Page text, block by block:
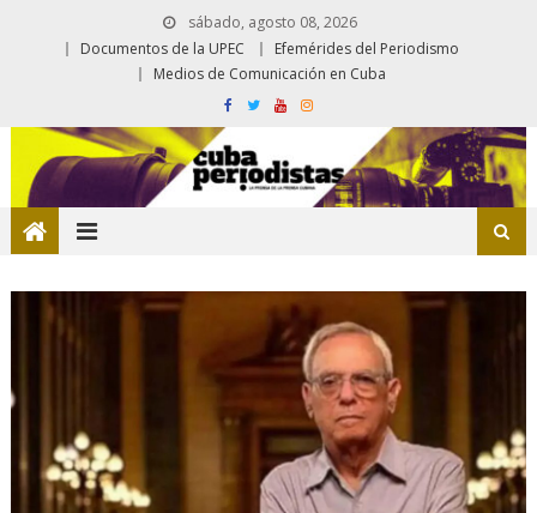
sábado, agosto 08, 2026
Documentos de la UPEC
Efemérides del Periodismo
Medios de Comunicación en Cuba